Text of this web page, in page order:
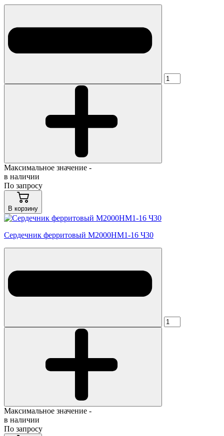
Максимальное значение -
в наличии
По запросу
В корзину
Сердечник ферритовый М2000НМ1-16 Ч30
Максимальное значение -
в наличии
По запросу